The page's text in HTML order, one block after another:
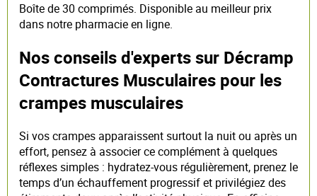
Boîte de 30 comprimés. Disponible au meilleur prix
dans notre pharmacie en ligne.
Nos conseils d'experts sur Décramp
Contractures Musculaires pour les
crampes musculaires
Si vos crampes apparaissent surtout la nuit ou après un
effort, pensez à associer ce complément à quelques
réflexes simples : hydratez-vous régulièrement, prenez le
temps d’un échauffement progressif et privilégiez des